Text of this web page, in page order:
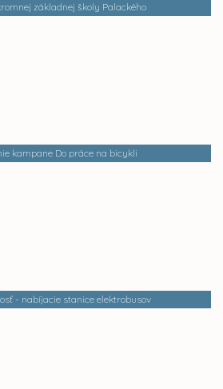
základnej školy Palackého
kampane Do práce na bicykli
- nabíjacie stanice elektrobusov